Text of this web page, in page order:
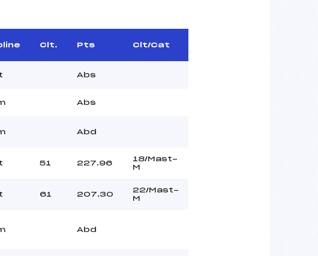
Clt. Pts Clt/Cat
Abs
Abs
Abd
51 227.96
18/Mast-
M
61 207.30
22/Mast-
M
Abd